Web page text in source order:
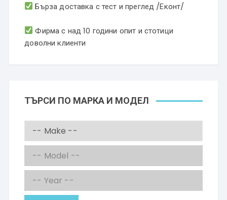
Бърза доставка с тест и преглед /Еконт/
Фирма с над 10 години опит и стотици
доволни клиенти
ТЪРСИ ПО МАРКА И МОДЕЛ